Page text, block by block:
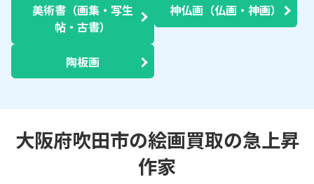
美術書（画集・写生
帖・古書）
神仏画（仏画・神画）
陶板画
大阪府吹田市の絵画買取の急上昇
作家